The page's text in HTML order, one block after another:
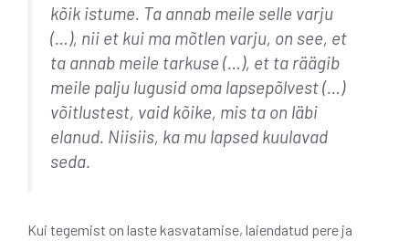
kõik istume. Ta annab meile selle varju
(…), nii et kui ma mõtlen varju, on see, et
ta annab meile tarkuse (…), et ta räägib
meile palju lugusid oma lapsepõlvest (…)
võitlustest, vaid kõike, mis ta on läbi
elanud. Niisiis, ka mu lapsed kuulavad
seda.
Kui tegemist on laste kasvatamise, laiendatud pere ja